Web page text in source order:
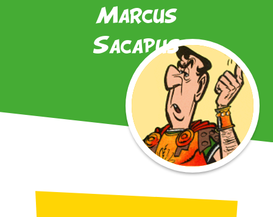
Marcus
Sacapus